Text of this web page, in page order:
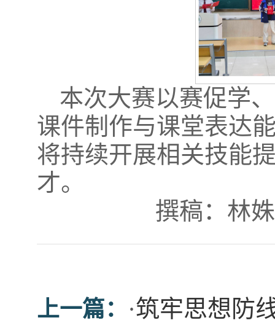
本次大赛以赛促学
课件制作与课堂表达
将持续开展相关技能
才。
撰稿：林
上一篇： ·筑牢思想防